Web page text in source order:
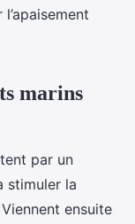
marins
par un
stimuler la
ensuite